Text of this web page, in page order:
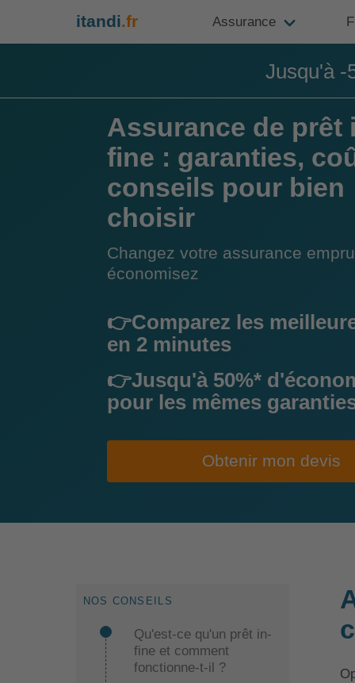
itandi.fr Assurance
Jusqu'à -
Assurance de prêt
fine : garanties,
conseils pour bien
choisir
Changez votre assurance
économisez
👉Comparez les
en 2 minutes
👉Jusqu'à 50%*
pour les mêmes
Obtenir mon devis
NOS CONSEILS
Qu'est-ce qu'un prêt in-
fine et comment
fonctionne-t-il ?